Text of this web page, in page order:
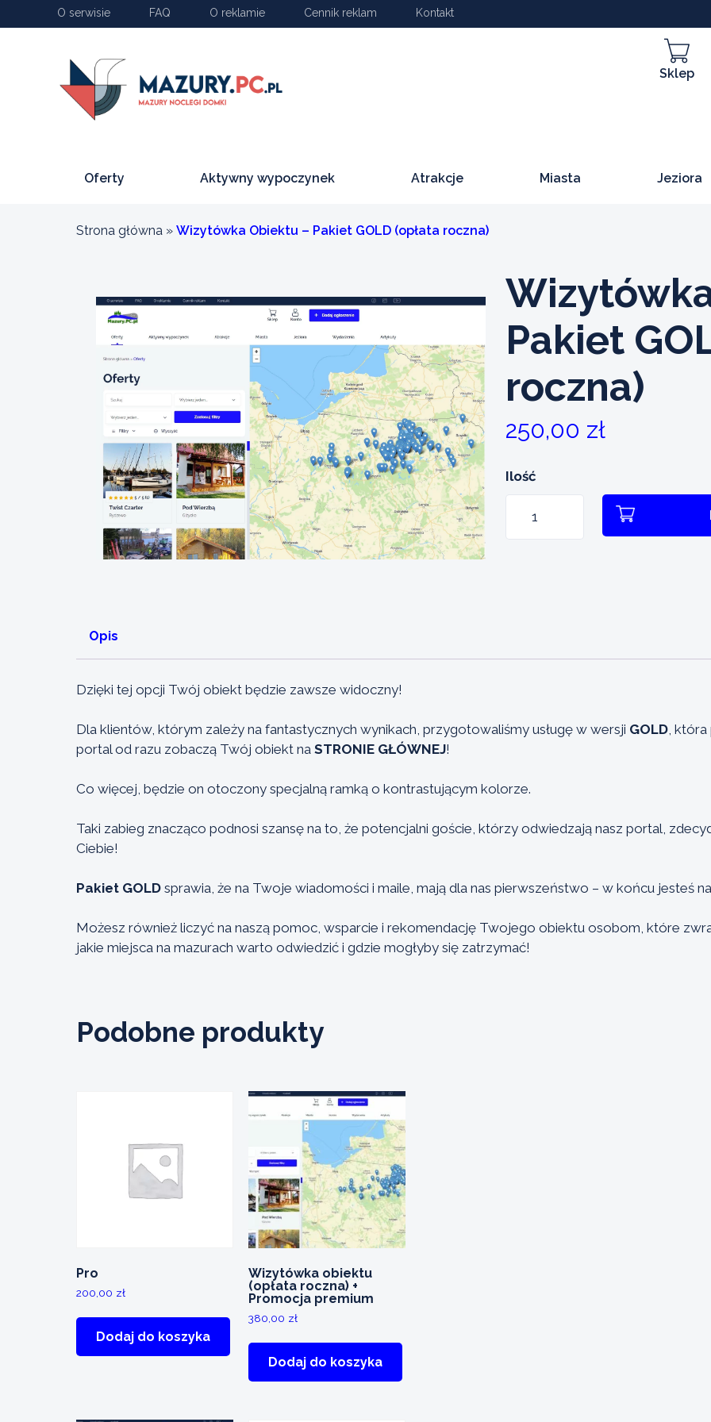
O serwisie FAQ O reklamie Cennik reklam Kontakt
Sklep
Oferty Aktywny wypoczynek Atrakcje Miasta Jeziora
Strona główna » Wizytówka Obiektu – Pakiet GOLD (opłata roczna)
Pakiet
roczna)
250,00 zł
Ilość
Wizytówka
Opis
Dzięki tej opcji Twój obiekt będzie zawsze widoczny!
Dla klientów, którym zależy na fantastycznych wynikach, przygotowaliśmy usługę w wersji GOLD ,
portal od razu zobaczą Twój obiekt na STRONIE GŁÓWNEJ!
Co więcej, będzie on otoczony specjalną ramką o kontrastującym kolorze.
Taki zabieg znacząco podnosi szansę na to, że potencjalni goście, którzy odwiedzają nasz portal,
Ciebie!
Pakiet GOLD sprawia, że na Twoje wiadomości i maile, mają dla nas pierwszeństwo – w końcu jesteś
Możesz również liczyć na naszą pomoc, wsparcie i rekomendację Twojego obiektu osobom, które
jakie miejsca na mazurach warto odwiedzić i gdzie mogłyby się zatrzymać!
Podobne produkty
Pro
200,00 zł
Dodaj do koszyka
Wizytówka obiektu
(opłata roczna) +
Promocja premium
380,00 zł
Dodaj do koszyka